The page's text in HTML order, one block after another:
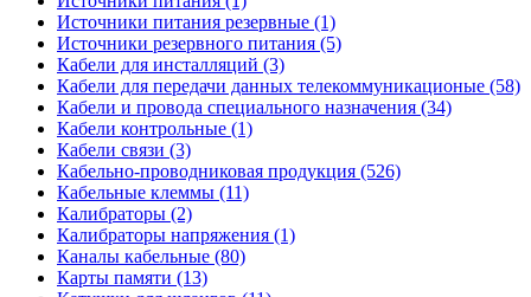
Источники питания резервные (1)
Источники резервного питания (5)
Кабели для инсталляций (3)
Кабели для передачи данных телекоммуникационые (58)
Кабели и провода специального назначения (34)
Кабели контрольные (1)
Кабели связи (3)
Кабельно-проводниковая продукция (526)
Кабельные клеммы (11)
Калибраторы (2)
Калибраторы напряжения (1)
Каналы кабельные (80)
Карты памяти (13)